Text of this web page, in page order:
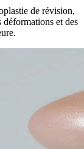
de révision,
et des